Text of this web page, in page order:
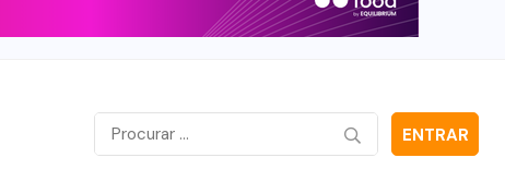
ENTRAR